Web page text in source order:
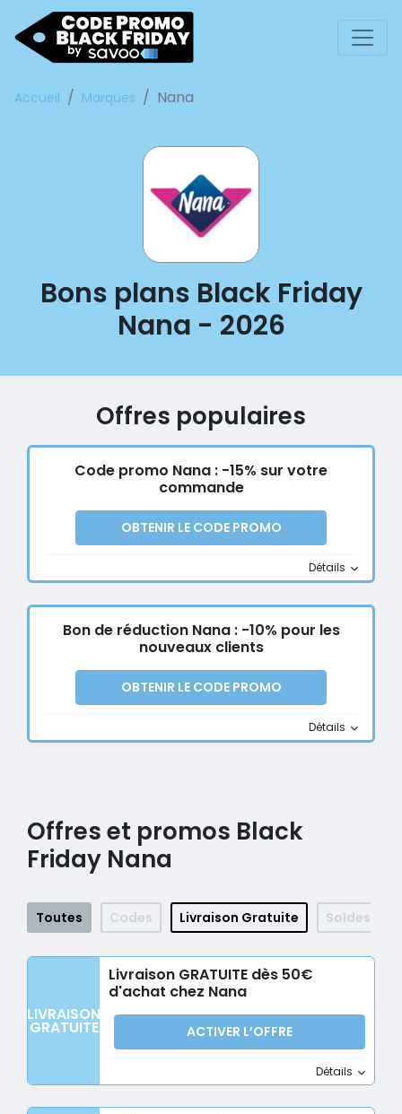
Accueil Marques Nana
Bons plans Black Friday
Nana - 2026
Offres populaires
Code promo Nana : -15% sur votre
commande
OBTENIR LE CODE PROMO
Détails
Bon de réduction Nana : -10% pour les
nouveaux clients
OBTENIR LE CODE PROMO
Détails
Offres et promos Black
Friday Nana
Toutes Codes Livraison Gratuite Soldes
LIVRAISON
GRATUITE
Livraison GRATUITE dès 50€
d'achat chez Nana
ACTIVER L’OFFRE
Détails